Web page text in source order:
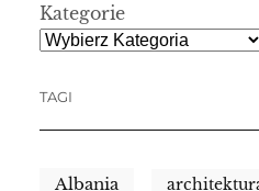
Kategorie
TAGI
Albania